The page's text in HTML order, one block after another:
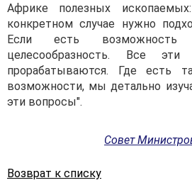
Африке полезных
конкретном случае нужно
Если есть возможность
целесообразность. Все
прорабатываются. Где есть
возможности, мы детально
эти вопросы".
Совет
Возврат к списку